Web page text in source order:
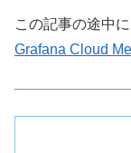
この記事の途中
Grafana Cloud